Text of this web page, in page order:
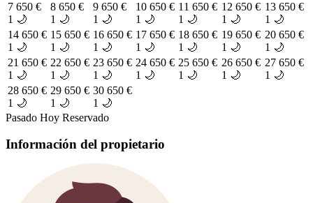
7 650 €
1 🌙
8 650 €
1 🌙
9 650 €
1 🌙
10 650 €
1 🌙
11 650 €
1 🌙
12 650 €
1 🌙
13 650 €
1 🌙
14 650 €
1 🌙
15 650 €
1 🌙
16 650 €
1 🌙
17 650 €
1 🌙
18 650 €
1 🌙
19 650 €
1 🌙
20 650 €
1 🌙
21 650 €
1 🌙
22 650 €
1 🌙
23 650 €
1 🌙
24 650 €
1 🌙
25 650 €
1 🌙
26 650 €
1 🌙
27 650 €
1 🌙
28 650 €
1 🌙
29 650 €
1 🌙
30 650 €
1 🌙
Pasado Hoy Reservado
Información del propietario